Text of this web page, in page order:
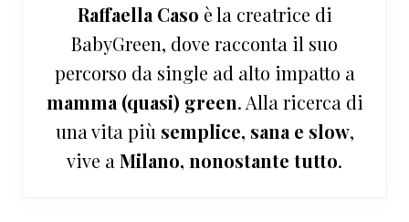
Raffaella Caso è la creatrice di
BabyGreen, dove racconta il suo
percorso da single ad alto impatto a
mamma (quasi) green. Alla ricerca di
una vita più semplice, sana e slow,
vive a Milano, nonostante tutto.